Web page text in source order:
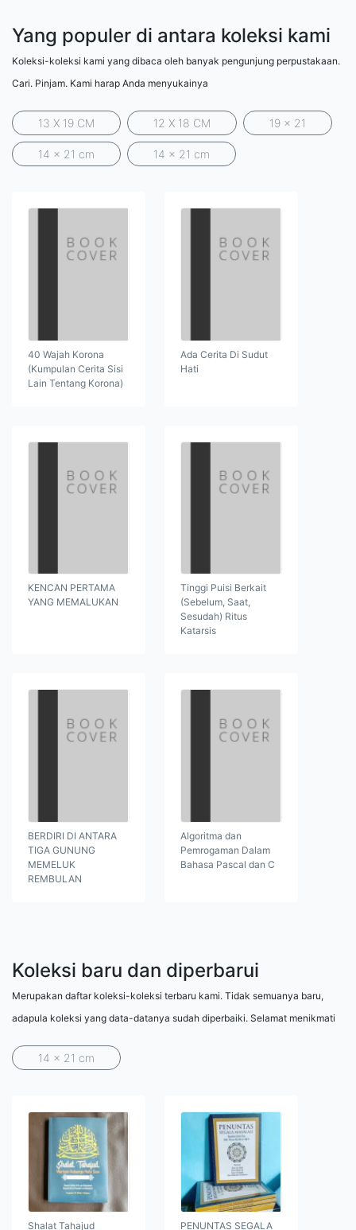
Yang populer di antara koleksi kami
Koleksi-koleksi kami yang dibaca oleh banyak pengunjung perpustakaan.
Cari. Pinjam. Kami harap Anda menyukainya
13 X 19 CM 12 X 18 CM 19 x 21
14 x 21 cm 14 x 21 cm
40 Wajah Korona
(Kumpulan Cerita Sisi
Lain Tentang Korona)
Ada Cerita Di Sudut
Hati
KENCAN PERTAMA
YANG MEMALUKAN
Tinggi Puisi Berkait
(Sebelum, Saat,
Sesudah) Ritus
Katarsis
BERDIRI DI ANTARA
TIGA GUNUNG
MEMELUK
REMBULAN
Algoritma dan
Pemrogaman Dalam
Bahasa Pascal dan C
Koleksi baru dan diperbarui
Merupakan daftar koleksi-koleksi terbaru kami. Tidak semuanya baru,
adapula koleksi yang data-datanya sudah diperbaiki. Selamat menikmati
14 x 21 cm
Shalat Tahajud PENUNTAS SEGALA